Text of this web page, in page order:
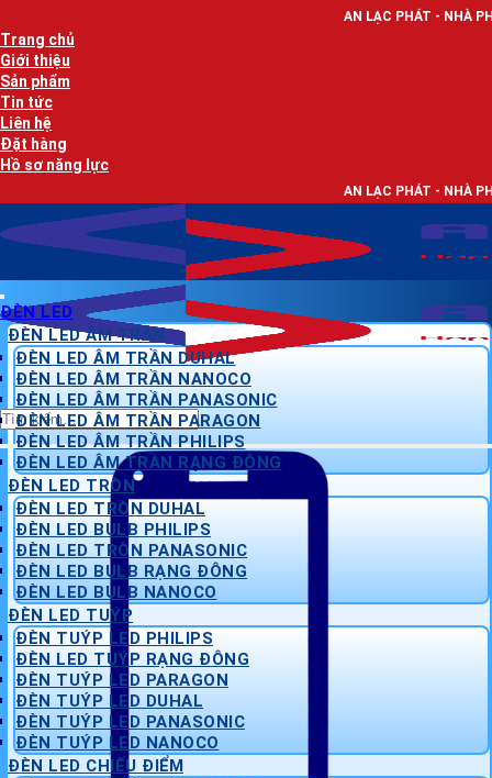
qua
nội
dung
AN LẠC PHÁT - NHÀ PHÂN PHỐI THIẾT
Trang chủ
Giới thiệu
Sản phẩm
Tin tức
Liên hệ
Đặt hàng
Hồ sơ năng lực
AN LẠC PHÁT - NHÀ PHÂN PHỐI THIẾT
Tìm
kiếm:
ĐÈN LED
ĐÈN LED ÂM TRẦN
ĐÈN LED ÂM TRẦN DUHAL
ĐÈN LED ÂM TRẦN NANOCO
ĐÈN LED ÂM TRẦN PANASONIC
ĐÈN LED ÂM TRẦN PARAGON
ĐÈN LED ÂM TRẦN PHILIPS
ĐÈN LED ÂM TRẦN RẠNG ĐÔNG
ĐÈN LED TRÒN
ĐÈN LED TRÒN DUHAL
ĐÈN LED BULB PHILIPS
ĐÈN LED TRÒN PANASONIC
ĐÈN LED BULB RẠNG ĐÔNG
ĐÈN LED BULB NANOCO
ĐÈN LED TUÝP
ĐÈN TUÝP LED PHILIPS
ĐÈN LED TUÝP RẠNG ĐÔNG
ĐÈN TUÝP LED PARAGON
ĐÈN TUÝP LED DUHAL
ĐÈN TUÝP LED PANASONIC
ĐÈN TUÝP LED NANOCO
ĐÈN LED CHIẾU ĐIỂM